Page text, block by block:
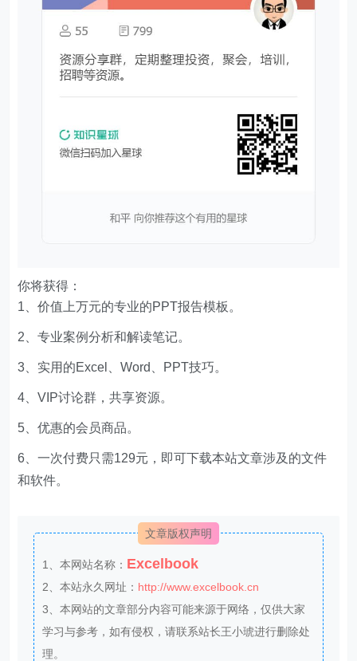
你将获得：
1、价值上万元的专业的PPT报告模板。
2、专业案例分析和解读笔记。
3、实用的Excel、Word、PPT技巧。
4、VIP讨论群，共享资源。
5、优惠的会员商品。
6、一次付费只需129元，即可下载本站文章涉及的文件
和软件。
文章版权声明
1、本网站名称： Excelbook
2、本站永久网址： http://www.excelbook.cn
3、本网站的文章部分内容可能来源于网络，仅供大家
学习与参考，如有侵权，请联系站长王小琥进行删除处
理。